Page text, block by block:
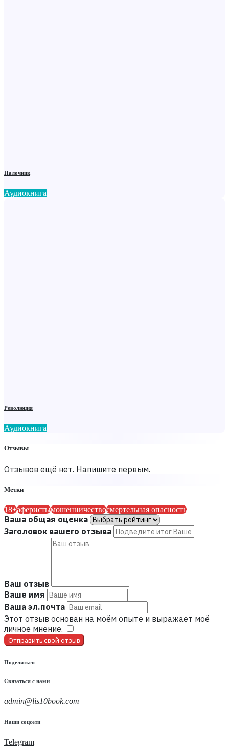
Палочник
Аудиокнига
Революция
Аудиокнига
Отзывы
Отзывов ещё нет. Напишите первым.
Метки
18+аферистымошенничествосмертельная опасность
Ваша общая оценка
Заголовок вашего отзыва
Ваш отзыв
Ваше имя
Ваша эл.почта
Этот отзыв основан на моём опыте и выражает моё
личное мнение.
Отправить свой отзыв
Поделиться
Связаться с нами
admin@lis10book.com
Наши соцсети
Telegram